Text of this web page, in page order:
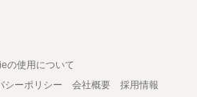
の使用について
シーポリシー 会社概要
採用情報